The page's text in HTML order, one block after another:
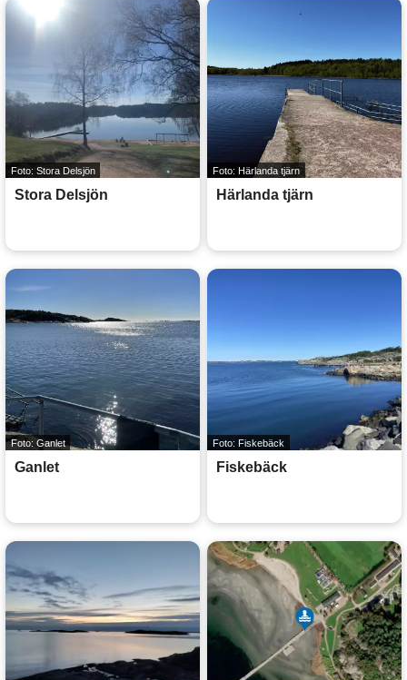
Foto: Stora Delsjön
Stora Delsjön
Foto: Härlanda tjärn
Härlanda tjärn
Foto: Ganlet
Ganlet
Foto: Fiskebäck
Fiskebäck